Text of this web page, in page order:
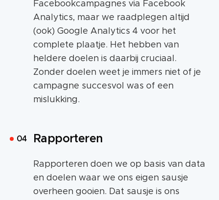
Facebookcampagnes via Facebook
Analytics, maar we raadplegen altijd
(ook) Google Analytics 4 voor het
complete plaatje. Het hebben van
heldere doelen is daarbij cruciaal.
Zonder doelen weet je immers niet of je
campagne succesvol was of een
mislukking.
Rapporteren
Rapporteren doen we op basis van data
en doelen waar we ons eigen sausje
overheen gooien. Dat sausje is ons